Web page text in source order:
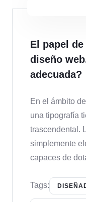
El papel
diseño
adecuada?
En el ámbito
una tipografía
trascendental.
simplemente
capaces de
Tags: